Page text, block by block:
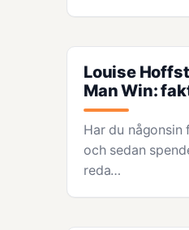
Louise
Man Win:
Har du
och sedan
reda…